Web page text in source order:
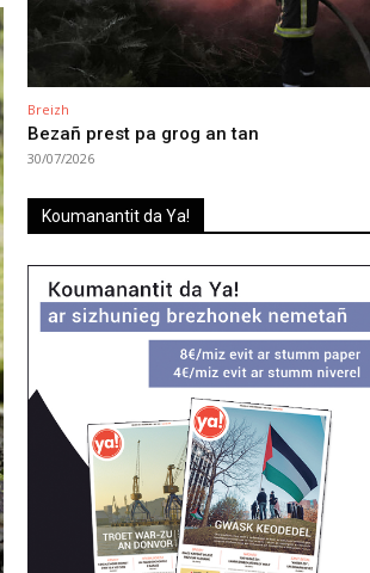
Breizh
Bezañ prest pa grog an tan
30/07/2026
Koumanantit da Ya!